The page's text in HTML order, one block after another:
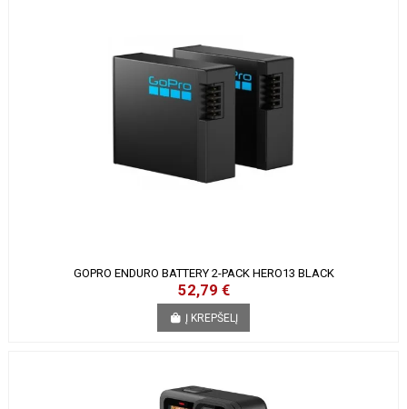
GOPRO ENDURO BATTERY 2-PACK HERO13 BLACK
52,79 €
Į KREPŠELĮ